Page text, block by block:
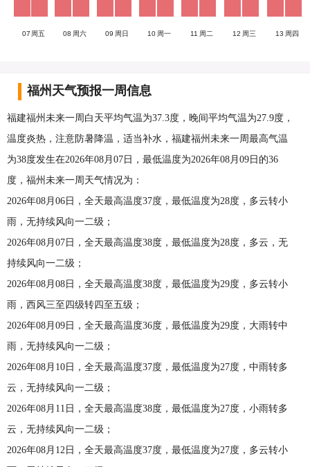
07 周五 08 周六 09 周日 10 周一 11 周二 12 周三 13 周四
福州天气预报一周信息
福建福州未来一周白天平均气温为37.3度，晚间平均气温为27.9度，
温度炎热，注意防暑降温，适当补水，福建福州未来一周最高气温
为38度发生在2026年08月07日，最低温度为2026年08月09日的36
度，福州未来一周天气情况为：
2026年08月06日，全天最高温度37度，最低温度为28度，多云转小
雨，无持续风向一二级；
2026年08月07日，全天最高温度38度，最低温度为28度，多云，无
持续风向一二级；
2026年08月08日，全天最高温度38度，最低温度为29度，多云转小
雨，西风三至四级转四至五级；
2026年08月09日，全天最高温度36度，最低温度为29度，大雨转中
雨，无持续风向一二级；
2026年08月10日，全天最高温度37度，最低温度为27度，中雨转多
云，无持续风向一二级；
2026年08月11日，全天最高温度38度，最低温度为27度，小雨转多
云，无持续风向一二级；
2026年08月12日，全天最高温度37度，最低温度为27度，多云转小